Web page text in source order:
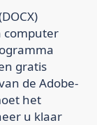
computer
gratis
de Adobe-
het
u klaar